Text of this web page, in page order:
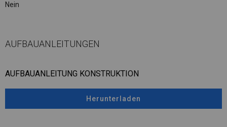
Nein
AUFBAUANLEITUNGEN
AUFBAUANLEITUNG KONSTRUKTION
Herunterladen